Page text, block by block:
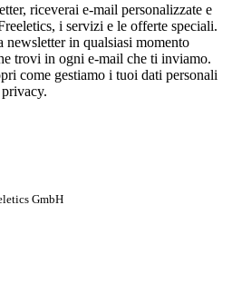
riceverai e-mail personalizzate e
i servizi e le offerte speciali.
in qualsiasi momento
trovi in ogni e-mail che ti inviamo.
come gestiamo i tuoi dati personali
GmbH